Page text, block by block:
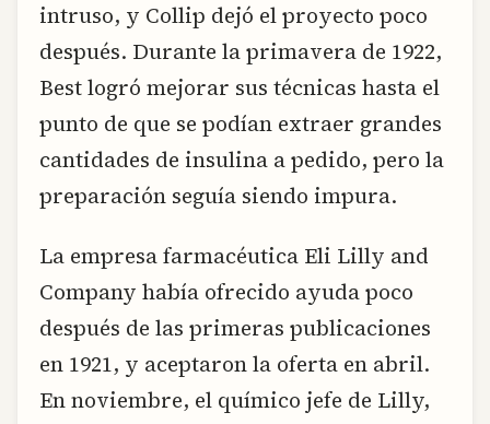
intruso, y Collip dejó el proyecto poco
después. Durante la primavera de 1922,
Best logró mejorar sus técnicas hasta el
punto de que se podían extraer grandes
cantidades de insulina a pedido, pero la
preparación seguía siendo impura.
La empresa farmacéutica Eli Lilly and
Company había ofrecido ayuda poco
después de las primeras publicaciones
en 1921, y aceptaron la oferta en abril.
En noviembre, el químico jefe de Lilly,